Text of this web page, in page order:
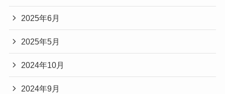
2025年6月
2025年5月
2024年10月
2024年9月